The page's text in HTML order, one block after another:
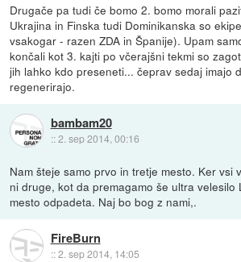
Drugače pa tudi če bomo 2. bomo morali
Ukrajina in Finska tudi Dominikanska so
vsakogar - razen ZDA in Španije). Upam
končali kot 3. kajti po včerajšni tekmi so
jih lahko kdo preseneti... čeprav sedaj imajo
regenerirajo.
bambam20
::2. sep 2014, 00:16
Nam šteje samo prvo in tretje mesto. Ker vsi
ni druge, kot da premagamo še ultra velesilo
mesto odpadeta. Naj bo bog z nami,.
FireBurn
::2. sep 2014, 14:05